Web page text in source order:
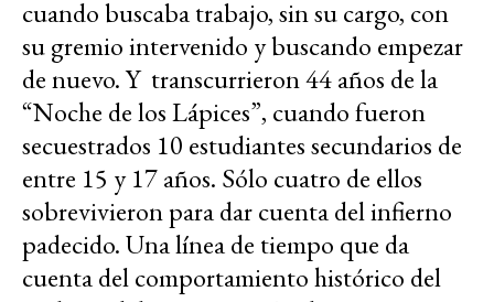
cuando buscaba trabajo, sin su cargo, con
su gremio intervenido y buscando empezar
de nuevo. Y transcurrieron 44 años de la
“Noche de los Lápices”, cuando fueron
secuestrados 10 estudiantes secundarios de
entre 15 y 17 años. Sólo cuatro de ellos
sobrevivieron para dar cuenta del infierno
padecido. Una línea de tiempo que da
cuenta del comportamiento histórico del